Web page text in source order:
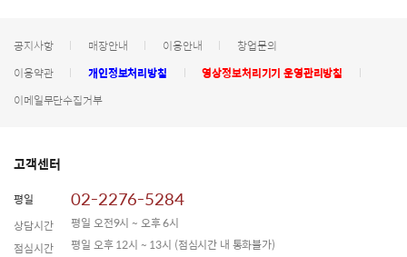
공지사항 매장안내 이용안내
창업문의
이용약관
개인정보처리방침
영상정보처리기기 운영관리방침
이메일무단수집거부
고객센터
평일
상담시간
점심시간
02-2276-5284
평일 오전9시 ~ 오후 6시
평일 오후 12시 ~ 13시 (점심시간 내 통화불가)